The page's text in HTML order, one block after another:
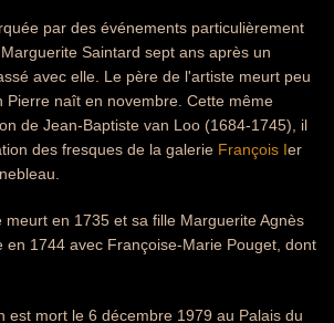
par des événements particulièrement
Saintard sept ans après un
avec elle. Le père de l'artiste meurt peu
Pierre naît en novembre. Cette même
de Jean-Baptiste van Loo (1684-1745), il
des fresques de la galerie François Ier
en 1735 et sa fille Marguerite Agnès
en 1744 avec Françoise-Marie Pouget, dont
est mort le 6 décembre 1979 au Palais du